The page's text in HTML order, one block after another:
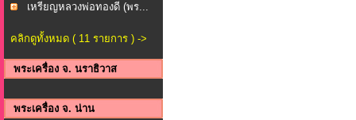
เหรียญหลวงพ่อทองดี (พร...
คลิกดูทั้งหมด ( 11 รายการ ) ->
พระเครื่อง จ. นราธิวาส
พระเครื่อง จ. น่าน